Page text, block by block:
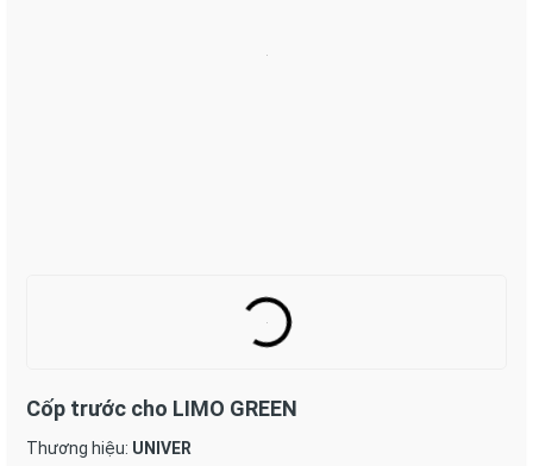
Cốp trước cho LIMO GREEN
Thương hiệu: UNIVER